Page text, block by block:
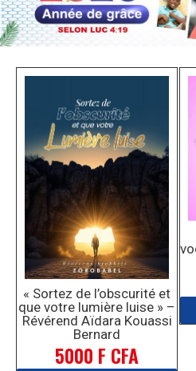
« Sortez de l’obscurité et
que votre lumière luise » –
Révérend Aïdara Kouassi
Bernard
5000 F CFA